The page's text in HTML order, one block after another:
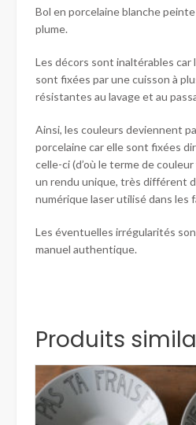
Bol en porcelaine blanche peinte
plume.
Les décors sont inaltérables car
sont fixées par une cuisson à
résistantes au lavage et au
Ainsi, les couleurs deviennent
porcelaine car elle sont fixées
celle-ci (d’où le terme de
un rendu unique, très différent
numérique laser utilisé dans les
Les éventuelles irrégularités
manuel authentique.
Produits